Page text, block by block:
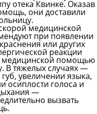
отека Квинке. Оказав
они доставили
медицинской
при появлении
или других
реакции
медицинской помощью
В тяжелых случаях —
увеличении языка,
осиплости голоса и
—
вызвать